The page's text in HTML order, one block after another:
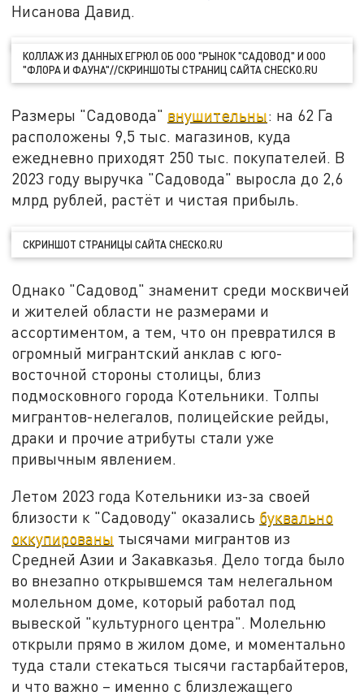
Нисанова Давид.
КОЛЛАЖ ИЗ ДАННЫХ ЕГРЮЛ ОБ ООО "РЫНОК "САДОВОД" И ООО
"ФЛОРА И ФАУНА"//СКРИНШОТЫ СТРАНИЦ САЙТА CHECKO.RU
Размеры "Садовода" внушительны: на 62 Га
расположены 9,5 тыс. магазинов, куда
ежедневно приходят 250 тыс. покупателей. В
2023 году выручка "Садовода" выросла до 2,6
млрд рублей, растёт и чистая прибыль.
СКРИНШОТ СТРАНИЦЫ САЙТА CHECKO.RU
Однако "Садовод" знаменит среди москвичей
и жителей области не размерами и
ассортиментом, а тем, что он превратился в
огромный мигрантский анклав с юго-
восточной стороны столицы, близ
подмосковного города Котельники. Толпы
мигрантов-нелегалов, полицейские рейды,
драки и прочие атрибуты стали уже
привычным явлением.
Летом 2023 года Котельники из-за своей
близости к "Садоводу" оказались буквально
оккупированы тысячами мигрантов из
Средней Азии и Закавказья. Дело тогда было
во внезапно открывшемся там нелегальном
молельном доме, который работал под
вывеской "культурного центра". Молельню
открыли прямо в жилом доме, и моментально
туда стали стекаться тысячи гастарбайтеров,
и что важно – именно с близлежащего